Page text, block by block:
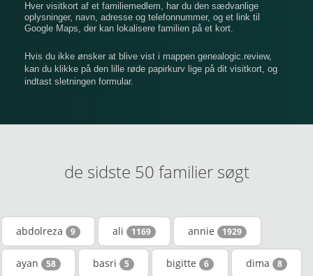
Hver visitkort af et familiemedlem, har du den sædvanlige
oplysninger, navn, adresse og telefonnummer, og et link til
Google Maps, der kan lokalisere familien på et kort.
Hvis du ikke ønsker at blive vist i mappen genealogic.review,
kan du klikke på den lille røde papirkurv lige på dit visitkort, og
indtast sletningen formular.
de sidste 50 familier søgt
abdolreza 9 ali 1169 annie 1929
ayan 58 basri 5 bigitte 6 dima 8